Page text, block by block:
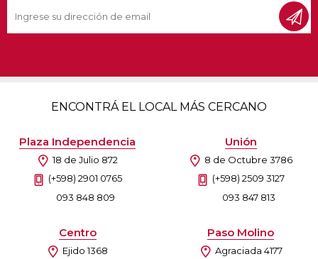
ENCONTRÁ EL LOCAL MÁS CERCANO
Plaza Independencia
18 de Julio 872
(+598) 2901 0765
093 848 809
Unión
8 de Octubre 3786
(+598) 2509 3127
093 847 813
Centro
Ejido 1368
Paso Molino
Agraciada 4177